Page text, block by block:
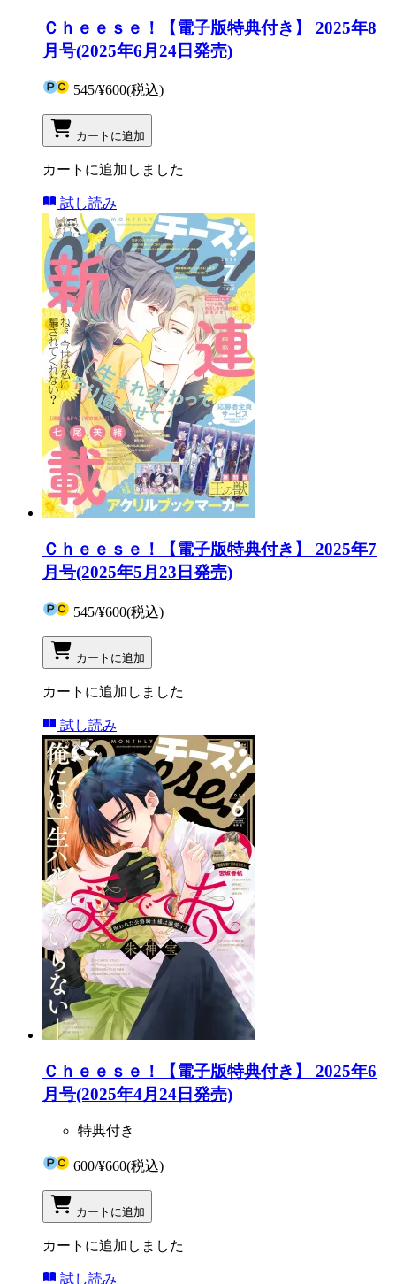
Ｃｈｅｅｓｅ！【電子版特典付き】 2025年8
月号(2025年6月24日発売)
545/¥600(税込)
カートに追加
カートに追加しました
試し読み
Ｃｈｅｅｓｅ！【電子版特典付き】 2025年7
月号(2025年5月23日発売)
545/¥600(税込)
カートに追加
カートに追加しました
試し読み
Ｃｈｅｅｓｅ！【電子版特典付き】 2025年6
月号(2025年4月24日発売)
特典付き
600/¥660(税込)
カートに追加
カートに追加しました
試し読み